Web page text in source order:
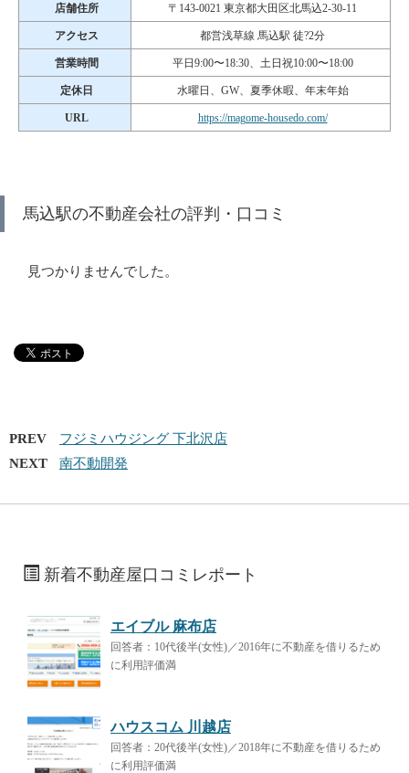
店舗住所 〒143-0021 東京都大田区北馬込2-30-11
アクセス 都営浅草線 馬込駅 徒?2分
営業時間 平日9:00〜18:30、土日祝10:00〜18:00
定休日 水曜日、GW、夏季休暇、年末年始
URL https://magome-housedo.com/
馬込駅の不動産会社の評判・口コミ
見つかりませんでした。
PREV
フジミハウジング 下北沢店
NEXT
南不動開発
新着不動産屋口コミレポート
エイブル 麻布店
回答者：10代後半(女性)／2016年に不動産を借りるため
に利用評価満
ハウスコム 川越店
回答者：20代後半(女性)／2018年に不動産を借りるため
に利用評価満